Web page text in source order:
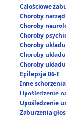
Całościowe
Choroby
Choroby
Choroby
Choroby
Choroby
Choroby
Epilepsja 06-E
Inne
Upośledzenie
Upośledzenie
Zaburzenia